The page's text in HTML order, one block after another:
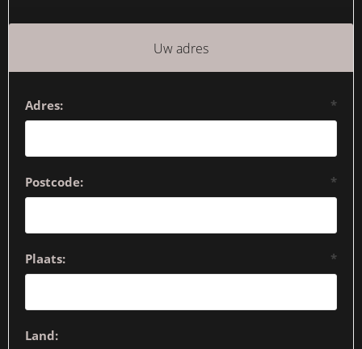
Uw adres
Adres: *
Postcode: *
Plaats: *
Land: